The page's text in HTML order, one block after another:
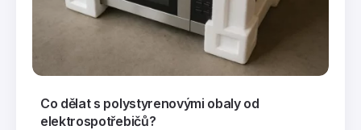
Co dělat s polystyrenovými obaly od
elektrospotřebičů?